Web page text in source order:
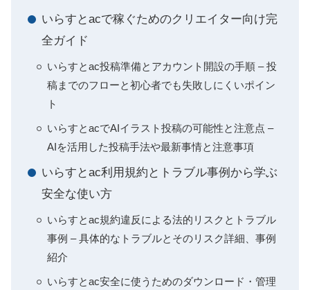
いらすとacで稼ぐためのクリエイター向け完
全ガイド
いらすとac投稿準備とアカウント開設の手順 – 投
稿までのフローと初心者でも失敗しにくいポイン
ト
いらすとacでAIイラスト投稿の可能性と注意点 –
AIを活用した投稿手法や最新事情と注意事項
いらすとac利用規約とトラブル事例から学ぶ
安全な使い方
いらすとac規約違反による法的リスクとトラブル
事例 – 具体的なトラブルとそのリスク詳細、事例
紹介
いらすとac安全に使うためのダウンロード・管理